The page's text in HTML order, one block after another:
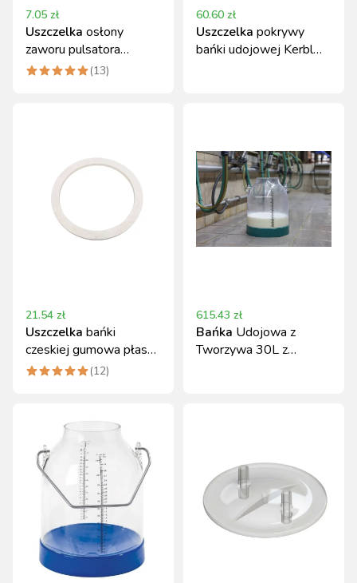
7.05 zł
Uszczelka osłony
zaworu pulsatora
gumowa, trwała
(13)
60.60 zł
Uszczelka pokrywy
bańki udojowej Kerbl
21.54 zł
Uszczelka bańki
czeskiej gumowa płaska
17x8 mm Canagri
(12)
615.43 zł
Bańka Udojowa z
Tworzywa 30L z